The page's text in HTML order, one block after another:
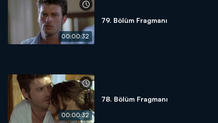
00:00:32
79. Bölüm Fragmanı
00:00:32
78. Bölüm Fragmanı